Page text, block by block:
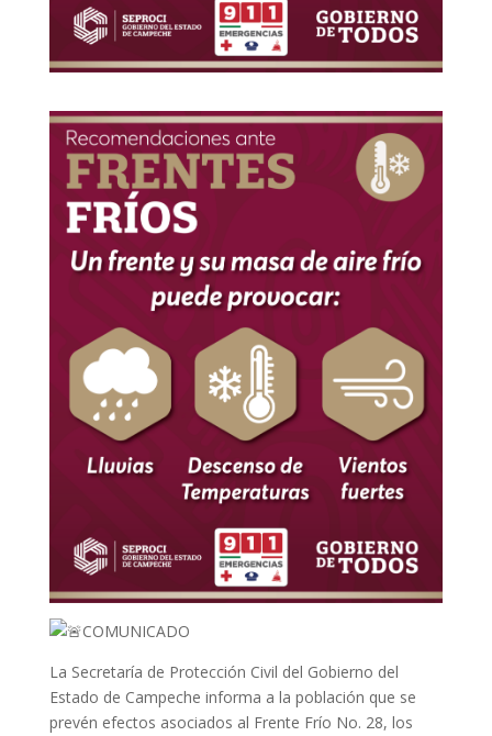
COMUNICADO
La Secretaría de Protección Civil del Gobierno del
Estado de Campeche informa a la población que se
prevén efectos asociados al Frente Frío No. 28, los